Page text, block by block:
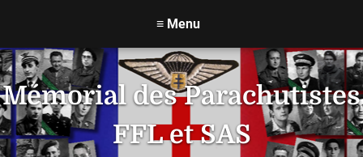
Mémorial des Parachutistes
FFL et SAS
≡ Menu